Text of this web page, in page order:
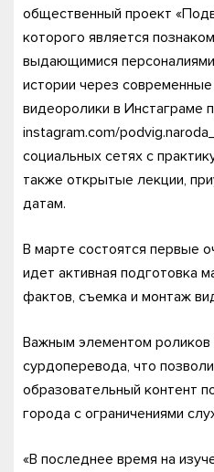
общественный проект
которого является
выдающимися
истории через
видеоролики в Инстаграме
instagram.com/
социальных сетях с
также открытые лекции,
датам.
В марте состоятся первые
идет активная подготовка
фактов, съемка и монтаж
Важным элементом роликов
сурдоперевода, что
образовательный контент
города с ограничениями
«В последнее время на